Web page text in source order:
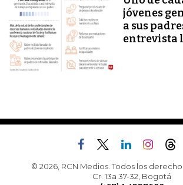
jóvenes
a sus
entrevista
© 2026, RCN Medios. Todos los
Cr. 13a 37-32, Bogotá